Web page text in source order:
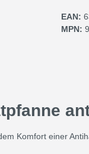
EAN:
MPN:
Komfort einer